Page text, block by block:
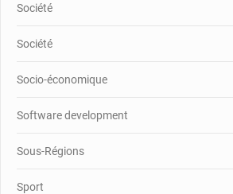
Société
Société
Socio-économique
Software development
Sous-Régions
Sport